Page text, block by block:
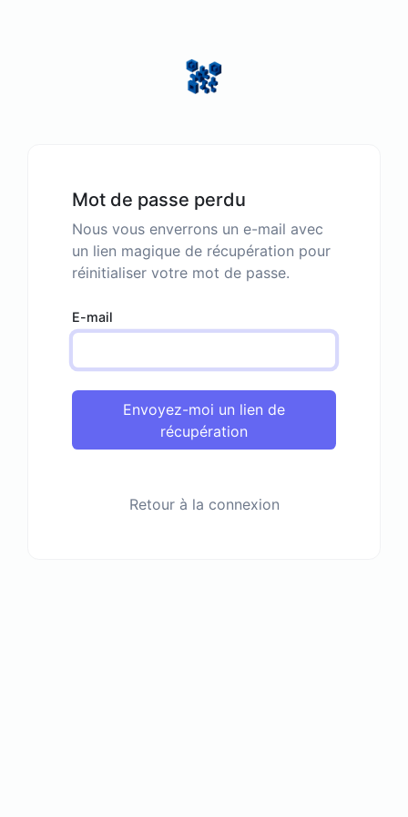
Mot de passe perdu
Nous vous enverrons un e-mail avec
un lien magique de récupération pour
réinitialiser votre mot de passe.
E-mail
Envoyez-moi un lien de
récupération
Retour à la connexion